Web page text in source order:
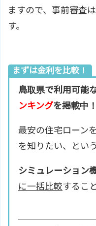
ますので、事前審査
す。
まずは金利を比較！
鳥取県で利用可能
ンキングを掲載中！
最安の住宅ローン
を知りたい、とい
シミュレーション
に一括比較するこ